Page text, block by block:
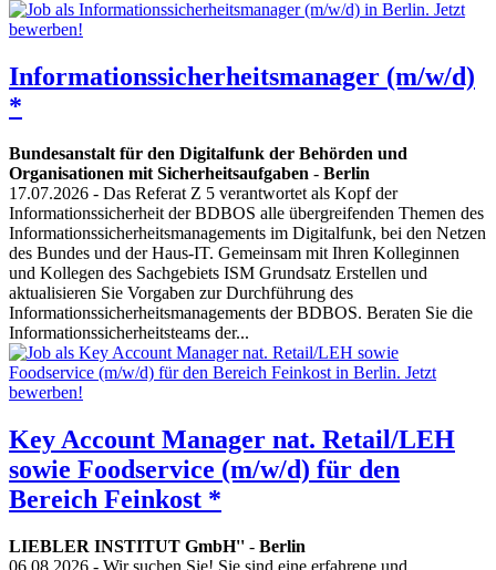
Informationssicherheitsmanager (m/w/d)
*
Bundesanstalt für den Digitalfunk der Behörden und
Organisationen mit Sicherheitsaufgaben - Berlin
17.07.2026 - Das Referat Z 5 verantwortet als Kopf der
Informationssicherheit der BDBOS alle übergreifenden Themen des
Informationssicherheitsmanagements im Digitalfunk, bei den Netzen
des Bundes und der Haus-IT. Gemeinsam mit Ihren Kolleginnen
und Kollegen des Sachgebiets ISM Grundsatz Erstellen und
aktualisieren Sie Vorgaben zur Durchführung des
Informationssicherheitsmanagements der BDBOS. Beraten Sie die
Informationssicherheitsteams der...
Key Account Manager nat. Retail/LEH
sowie Foodservice (m/w/d) für den
Bereich Feinkost *
LIEBLER INSTITUT GmbH'' - Berlin
06.08.2026 - Wir suchen Sie! Sie sind eine erfahrene und